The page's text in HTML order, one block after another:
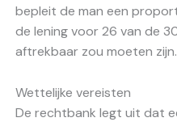
bepleit de man een
de lening voor 26 van de
aftrekbaar zou moeten zijn.
Wettelijke vereisten
De rechtbank legt uit dat